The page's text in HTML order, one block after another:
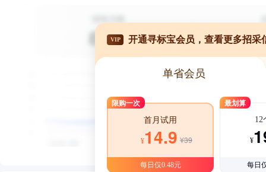
VIP 开通寻标宝会员，查看更多招采
单省会员
限购一次
首月试用
¥14.9 ¥39
每日仅0.48元
最划算
12
¥
每日